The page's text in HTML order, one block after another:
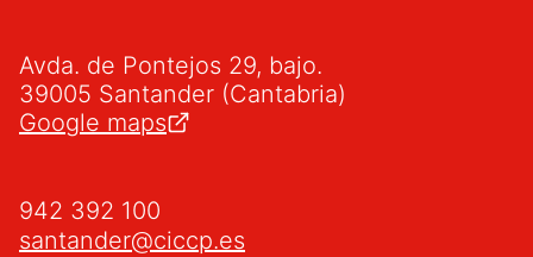
Avda. de Pontejos 29, bajo.
39005 Santander (Cantabria)
Google maps
942 392 100
santander@ciccp.es